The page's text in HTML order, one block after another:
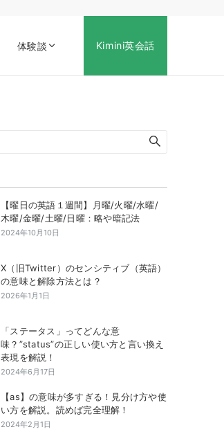
体験談 Kimini英会話
【曜日の英語１週間】月曜/火曜/水曜/
木曜/金曜/土曜/日曜：略や暗記法
2024年10月10日
X（旧Twitter）のセンシティブ（英語）
の意味と解除方法とは？
2026年1月1日
「ステータス」ってどんな意
味？”status”の正しい使い方と言い換え
表現を解説！
2024年6月17日
【as】の意味が多すぎる！見分け方や使
い方を解説。読めば完全理解！
2024年2月1日